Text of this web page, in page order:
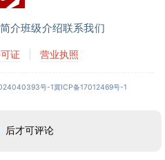
后才可评论
介班级介绍联系我们
证 营业执照
号-1冀ICP备17012469号-1